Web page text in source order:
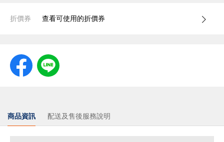
折價券 查看可使用的折價券
商品資訊 配送及售後服務說明